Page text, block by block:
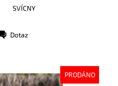
SVÍCNY
Dotaz
PRODÁNO